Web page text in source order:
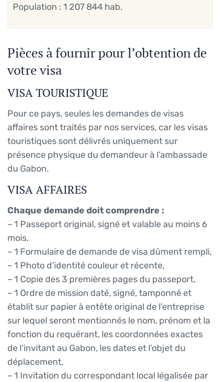
Population : 1 207 844 hab.
Pièces à fournir pour l’obtention de
votre visa
VISA TOURISTIQUE
Pour ce pays, seules les demandes de visas
affaires sont traités par nos services, car les visas
touristiques sont délivrés uniquement sur
présence physique du demandeur à l’ambassade
du Gabon.
VISA AFFAIRES
Chaque demande doit comprendre :
– 1 Passeport original, signé et valable au moins 6
mois,
– 1 Formulaire de demande de visa dûment rempli,
– 1 Photo d’identité couleur et récente,
– 1 Copie des 3 premières pages du passeport,
– 1 Ordre de mission daté, signé, tamponné et
établit sur papier à entête original de l’entreprise
sur lequel seront mentionnés le nom, prénom et la
fonction du requérant, les coordonnées exactes
de l’invitant au Gabon, les dates et l’objet du
déplacement,
– 1 Invitation du correspondant local légalisée par